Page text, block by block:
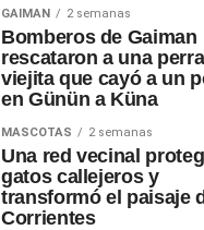
GAIMAN 2 semanas
Bomberos de Gaiman
rescataron a una perra
viejita que cayó a un
en Günün a Küna
MASCOTAS 2 semanas
Una red vecinal
gatos callejeros y
transformó el paisaje
Corrientes